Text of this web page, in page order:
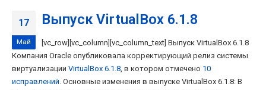
17
Май
Выпуск VirtualBox 6.1.8
[vc_row][vc_column][vc_column_text] Выпуск VirtualBox 6.1.8
Компания Oracle опубликовала корректирующий релиз системы
виртуализации VirtualBox 6.1.8, в котором отмечено 10
исправлений. Основные изменения в выпуске VirtualBox 6.1.8: В